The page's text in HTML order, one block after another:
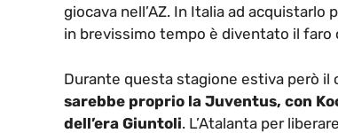
giocava nell’AZ. In Italia ad
in brevissimo tempo è diventato il faro
Durante questa stagione estiva però
sarebbe proprio la Juventus, con
dell’era Giuntoli. L’Atalanta per